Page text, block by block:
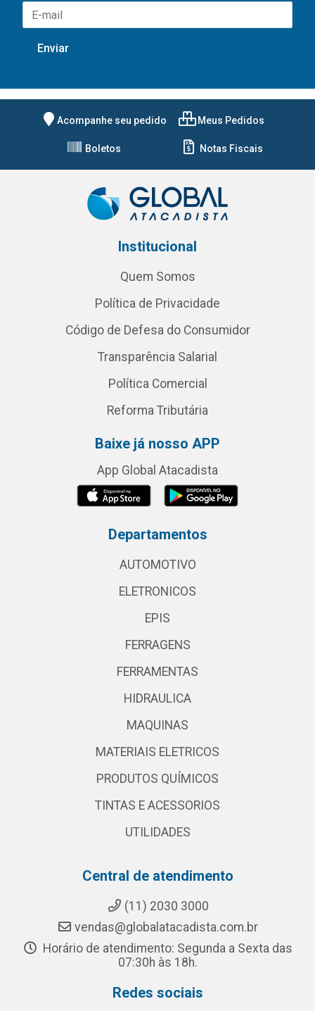
Acompanhe seu pedido Meus Pedidos
Boletos Notas Fiscais
Institucional
Quem Somos
Política de Privacidade
Código de Defesa do Consumidor
Transparência Salarial
Política Comercial
Reforma Tributária
Baixe já nosso APP
App Global Atacadista
Departamentos
AUTOMOTIVO
ELETRONICOS
EPIS
FERRAGENS
FERRAMENTAS
HIDRAULICA
MAQUINAS
MATERIAIS ELETRICOS
PRODUTOS QUÍMICOS
TINTAS E ACESSORIOS
UTILIDADES
Central de atendimento
(11) 2030 3000
vendas@globalatacadista.com.br
Horário de atendimento: Segunda a Sexta das
07:30h às 18h.
Redes sociais